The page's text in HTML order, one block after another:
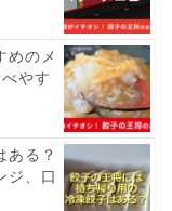
めのメ
やす
ある？
ジ、口